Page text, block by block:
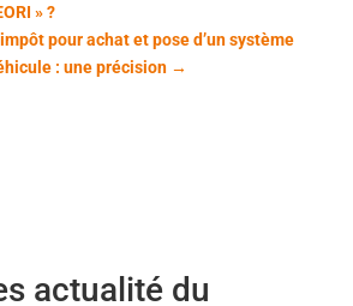
» ?
pour achat et pose d’un système
: une précision→
actualité du